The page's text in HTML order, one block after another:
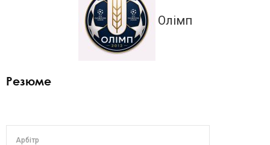
Олімп
Резюме
Арбітр